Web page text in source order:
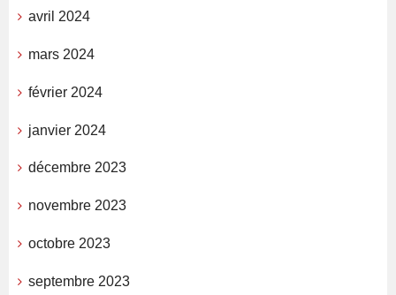
avril 2024
mars 2024
février 2024
janvier 2024
décembre 2023
novembre 2023
octobre 2023
septembre 2023